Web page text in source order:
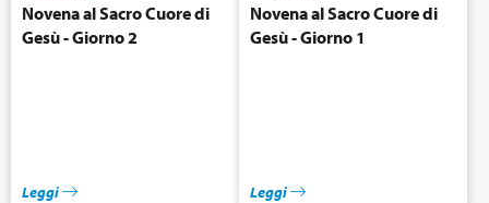
Novena al Sacro Cuore di
Gesù - Giorno 2
Leggi
Novena al Sacro Cuore di
Gesù - Giorno 1
Leggi